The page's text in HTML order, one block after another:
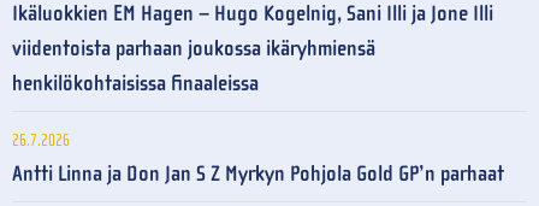
Ikäluokkien EM Hagen – Hugo Kogelnig, Sani Illi ja Jone Illi
viidentoista parhaan joukossa ikäryhmiensä
henkilökohtaisissa finaaleissa
26.7.2026
Antti Linna ja Don Jan S Z Myrkyn Pohjola Gold GP’n parhaat